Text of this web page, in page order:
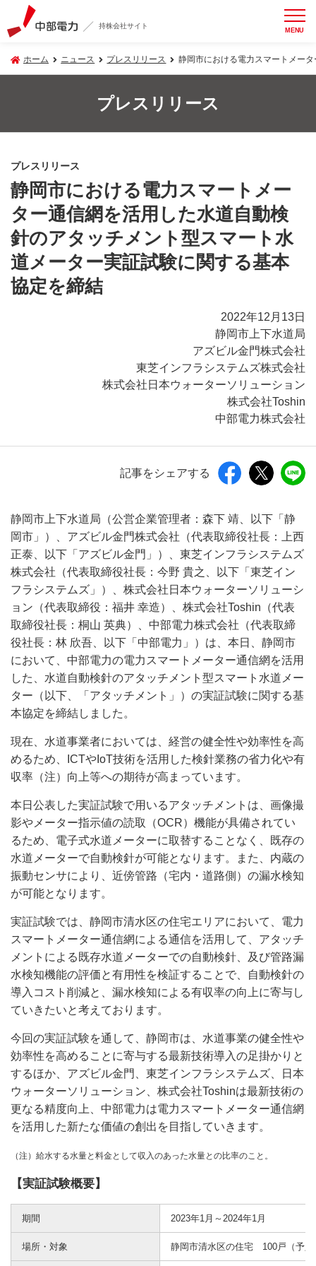
持株会社サイト MENU
ホーム ニュース プレスリリース 静岡市における電力スマートメー
プレスリリース
プレスリリース
静岡市における電力スマートメー
ター通信網を活用した水道自動検
針のアタッチメント型スマート水
道メーター実証試験に関する基本
協定を締結
2022年12月13日
静岡市上下水道局
アズビル金門株式会社
東芝インフラシステムズ株式会社
株式会社日本ウォーターソリューション
株式会社Toshin
中部電力株式会社
記事をシェアする
静岡市上下水道局（公営企業管理者：森下 靖、以下「静
岡市」）、アズビル金門株式会社（代表取締役社長：上西
正泰、以下「アズビル金門」）、東芝インフラシステムズ
株式会社（代表取締役社長：今野 貴之、以下「東芝イン
フラシステムズ」）、株式会社日本ウォーターソリューシ
ョン（代表取締役：福井 幸造）、株式会社Toshin（代表
取締役社長：桐山 英典）、中部電力株式会社（代表取締
役社長：林 欣吾、以下「中部電力」）は、本日、静岡市
において、中部電力の電力スマートメーター通信網を活用
した、水道自動検針のアタッチメント型スマート水道メー
ター（以下、「アタッチメント」）の実証試験に関する基
本協定を締結しました。
現在、水道事業者においては、経営の健全性や効率性を高
めるため、ICTやIoT技術を活用した検針業務の省力化や有
収率（注）向上等への期待が高まっています。
本日公表した実証試験で用いるアタッチメントは、画像撮
影やメーター指示値の読取（OCR）機能が具備されてい
るため、電子式水道メーターに取替することなく、既存の
水道メーターで自動検針が可能となります。また、内蔵の
振動センサにより、近傍管路（宅内・道路側）の漏水検知
が可能となります。
実証試験では、静岡市清水区の住宅エリアにおいて、電力
スマートメーター通信網による通信を活用して、アタッチ
メントによる既存水道メーターでの自動検針、及び管路漏
水検知機能の評価と有用性を検証することで、自動検針の
導入コスト削減と、漏水検知による有収率の向上に寄与し
ていきたいと考えております。
今回の実証試験を通して、静岡市は、水道事業の健全性や
効率性を高めることに寄与する最新技術導入の足掛かりと
するほか、アズビル金門、東芝インフラシステムズ、日本
ウォーターソリューション、株式会社Toshinは最新技術の
更なる精度向上、中部電力は電力スマートメーター通信網
を活用した新たな価値の創出を目指していきます。
（注 ） 給水する水量と料金として収入のあった水量との比率のこと。
【実証試験概要】
期間 2023年1月～2024年1月
場所・対象 静岡市清水区の住宅 100戸（予定